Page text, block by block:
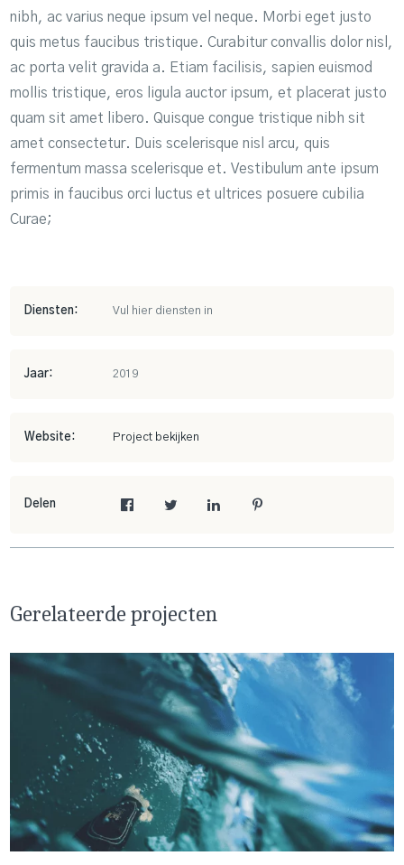
nibh, ac varius neque ipsum vel neque. Morbi eget justo
quis metus faucibus tristique. Curabitur convallis dolor nisl,
ac porta velit gravida a. Etiam facilisis, sapien euismod
mollis tristique, eros ligula auctor ipsum, et placerat justo
quam sit amet libero. Quisque congue tristique nibh sit
amet consectetur. Duis scelerisque nisl arcu, quis
fermentum massa scelerisque et. Vestibulum ante ipsum
primis in faucibus orci luctus et ultrices posuere cubilia
Curae;
Diensten: Vul hier diensten in
Jaar: 2019
Website: Project bekijken
Delen
Gerelateerde projecten